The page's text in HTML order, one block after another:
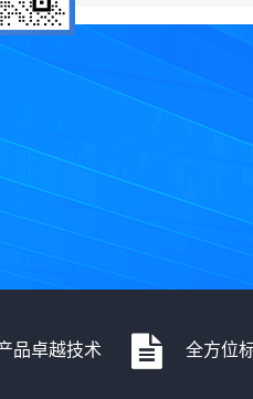
品卓越技术 全方位